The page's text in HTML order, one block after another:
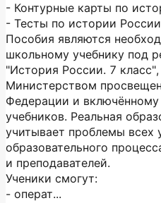
- Контурные карты по
- Тесты по истории
Пособия являются
школьному учебнику под
"История России. 7
Министерством
Федерации и
учебников. Реальная
учитывает проблемы всех
образовательного
и преподавателей.
Ученики смогут:
- операт...